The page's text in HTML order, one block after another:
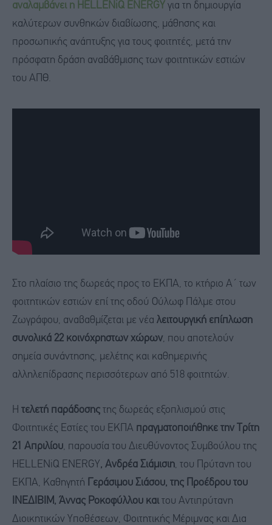
αναλαμβάνει η HELLENiQ ENERGY για τη δημιουργία
καλύτερων συνθηκών διαβίωσης, μάθησης και
προσωπικής ανάπτυξης για τους φοιτητές, μετά την
πρόσφατη δράση αναβάθμισης των φοιτητικών εστιών
του ΑΠΘ.
Στο πλαίσιο της δωρεάς προς το ΕΚΠΑ, το κτήριο Α΄ των
φοιτητικών εστιών επί της οδού Ούλωφ Πάλμε στου
Ζωγράφου, αναβαθμίζεται με νέα λειτουργική επίπλωση
συνολικά 22 κοινόχρηστων χώρων, που αποτελούν
σημεία συνάντησης, μελέτης και καθημερινής
αλληλεπίδρασης περισσότερων από 518 φοιτητών.
Η τελετή παράδοσης της δωρεάς εξοπλισμού στις
Φοιτητικές Εστίες του ΕΚΠΑ πραγματοποιήθηκε την
Τρίτη
21 Απριλίου, παρουσία του Διευθύνοντος Συμβούλου της
HELLENiQ ENERGY, Ανδρέα Σιάμισιη, του Πρύτανη του
ΕΚΠΑ, Καθηγητή
Γεράσιμου Σιάσου, της Προέδρου του
ΙΝΕΔΙΒΙΜ, Άννας Ροκοφύλλου καιτου Αντιπρύτανη
Διοικητικών Υποθέσεων, Φοιτητικής Μέριμνας και Δια